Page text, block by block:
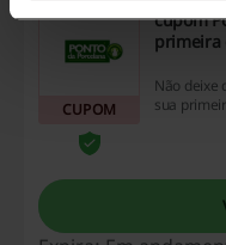
CUPOM
cupom
primeira
Não deixe
sua